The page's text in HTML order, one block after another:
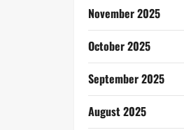
November 2025
October 2025
September 2025
August 2025